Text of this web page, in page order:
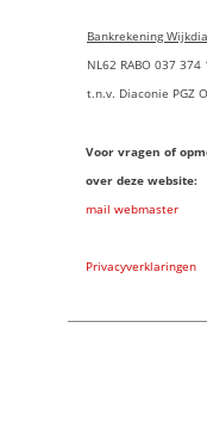
Bankrekening
NL62 RABO 037 374
t.n.v. Diaconie PGZ
Voor vragen of
over deze website:
mail webmaster
Privacyverklaringen